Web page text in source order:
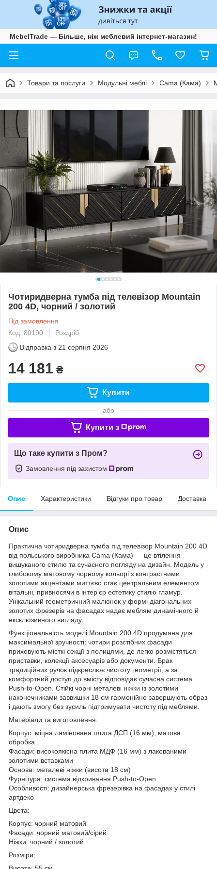
MebelTrade — Більше, ніж меблевий інтернет-магазин!
Товари та послуги Модульні меблі Cama (Кама)
Чотиридверна тумба під телевізор Mountain
200 4D, чорний / золотий
Під замовлення
Код: 80190
Роздріб
Відправка з 21 серпня 2026
14 181 ₴
Купити
або
Купити з
Що таке купити з Пром?
Замовлення під захистом
Опис Характеристики Відгуки про товар Доставка
Опис
Практична чотиридверна тумба під телевізор Mountain 200 4D
від польського виробника Cama (Кама) — це втілення
вишуканого стилю та сучасного погляду на дизайн. Модель у
глибокому матовому чорному кольорі з контрастними
золотими акцентами миттєво стає центральним елементом
вітальні, привносячи в інтер'єр естетику стилю гламур.
Унікальний геометричний малюнок у формі діагональних
золотих фрезерів на фасадах надає меблям динамічного й
ексклюзивного вигляду.
Функціональність моделі Mountain 200 4D продумана для
максимальної зручності: чотири розстібних фасади
приховують місткі секції з полицями, де легко розмістяться
приставки, колекції аксесуарів або документи. Брак
традиційних ручок підкреслює чистоту геометрії, а за
комфортний доступ до вмісту відповідає сучасна система
Push-to-Open. Стійкі чорні металеві ніжки із золотими
наконечниками заввишки 18 см гармонійно завершують образ
і дають змогу без зусиль підтримувати чистоту під меблями.
Матеріали та виготовлення:
Корпус: міцна ламінована плита ДСП (16 мм), матова
обробка
Фасади: високоякісна плита МДФ (16 мм) з лакованими
золотими вставками
Основа: металеві ніжки (висота 18 см)
Фурнітура: система відкривання Push-to-Open
Особливості: дизайнерська фрезерівка на фасадах у стилі
артдеко
Цвета:
Корпус: чорний матовий
Фасади: чорний матовий/сірий
Ніжки: чорний / золотий
Розміри: